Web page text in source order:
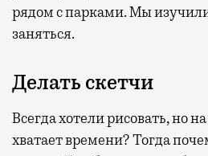
рядом с парками. Мы
заняться.
Делать скетчи
Всегда хотели рисовать, но
хватает времени? Тогда